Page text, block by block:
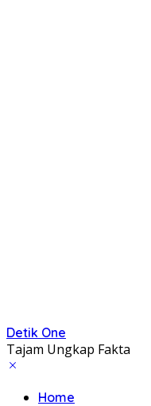
Detik One
Tajam Ungkap Fakta
Home